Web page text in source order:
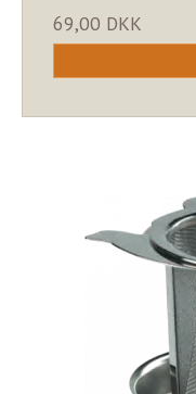
69,00 DKK